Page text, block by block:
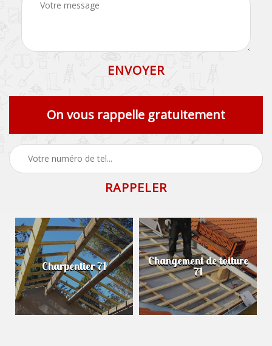
On vous rappelle gratuitement
Charpentier 71 Changement de toiture
71